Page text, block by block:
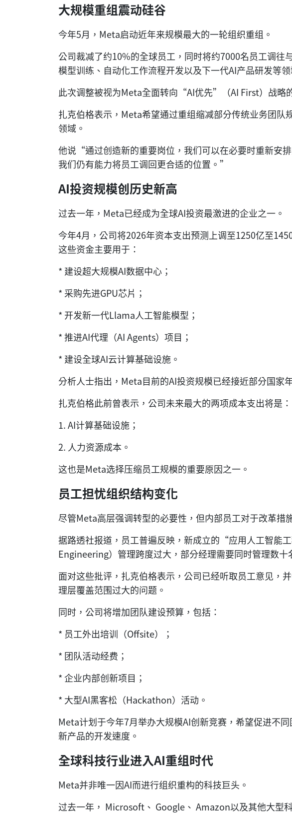
大规模重组震动硅谷
今年5月，Meta启动近年来规模最大的一轮组织重组。
公司裁减了约10%的全球员工，同时将约7000名员工调往
模型训练、自动化工作流程开发以及下一代AI产品研发等领
此次调整被视为Meta全面转向“AI优先”（AI First）战略
扎克伯格表示，Meta希望通过重组缩减部分传统业务团队
领域。
他说“通过创造新的重要岗位，我们可以在必要时重新安
我们仍有能力将员工调回更合适的位置。”
AI投资规模创历史新高
过去一年，Meta已经成为全球AI投资最激进的企业之一。
今年4月，公司将2026年资本支出预测上调至1250亿至
这些资金主要用于：
* 建设超大规模AI数据中心；
* 采购先进GPU芯片；
* 开发新一代Llama人工智能模型；
* 推进AI代理（AI Agents）项目；
* 建设全球AI云计算基础设施。
分析人士指出，Meta目前的AI投资规模已经接近部分国家
扎克伯格此前曾表示，公司未来最大的两项成本支出将是：
1. AI计算基础设施；
2. 人力资源成本。
这也是Meta选择压缩员工规模的重要原因之一。
员工担忧组织结构变化
尽管Meta高层强调转型的必要性，但内部员工对于改革措
据路透社报道，员工普遍反映，新成立的“应用人工智能
Engineering）管理跨度过大，部分经理需要同时管理数十
面对这些批评，扎克伯格表示，公司已经听取员工意见，
理层覆盖范围过大的问题。
同时，公司将增加团队建设预算，包括：
* 员工外出培训（Offsite）；
* 团队活动经费；
* 企业内部创新项目；
* 大型AI黑客松（Hackathon）活动。
Meta计划于今年7月举办大规模AI创新竞赛，希望促进不
新产品的开发速度。
全球科技行业进入AI重组时代
Meta并非唯一因AI而进行组织重构的科技巨头。
过去一年， Microsoft⁠、 Google⁠、 Amazon⁠以及其他大型